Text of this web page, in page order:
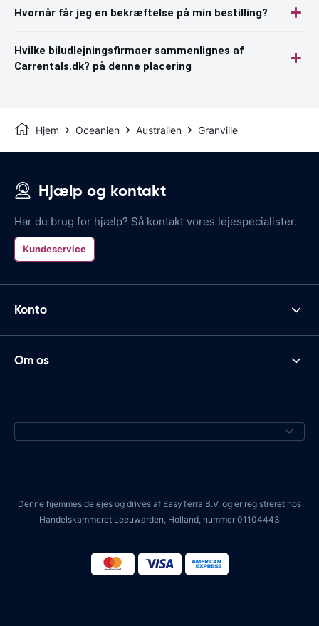
Hvornår får jeg en bekræftelse på min bestilling?
Hvilke biludlejningsfirmaer sammenlignes af
Carrentals.dk? på denne placering
Hjem Oceanien Australien Granville
Hjælp og kontakt
Har du brug for hjælp? Så kontakt vores lejespecialister.
Kundeservice
Konto
Om os
Denne hjemmeside ejes og drives af EasyTerra B.V. og er registreret hos
Handelskammeret Leeuwarden, Holland, nummer 01104443